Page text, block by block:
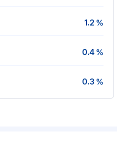
1.2 %
0.4 %
0.3 %